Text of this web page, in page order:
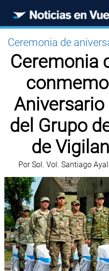
Ceremonia de
Ceremonia
del Grupo
de
Por Sol. Vol. Santiago